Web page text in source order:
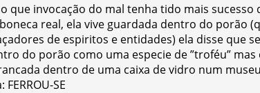
que invocação do mal tenha tido mais
real, ela vive guardada dentro do porão
de espiritos e entidades) ela disse
do porão como uma especie de ”troféu”
dentro de uma caixa de vidro num
SE